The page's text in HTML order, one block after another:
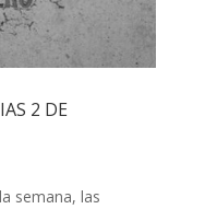
2 DE
semana, las